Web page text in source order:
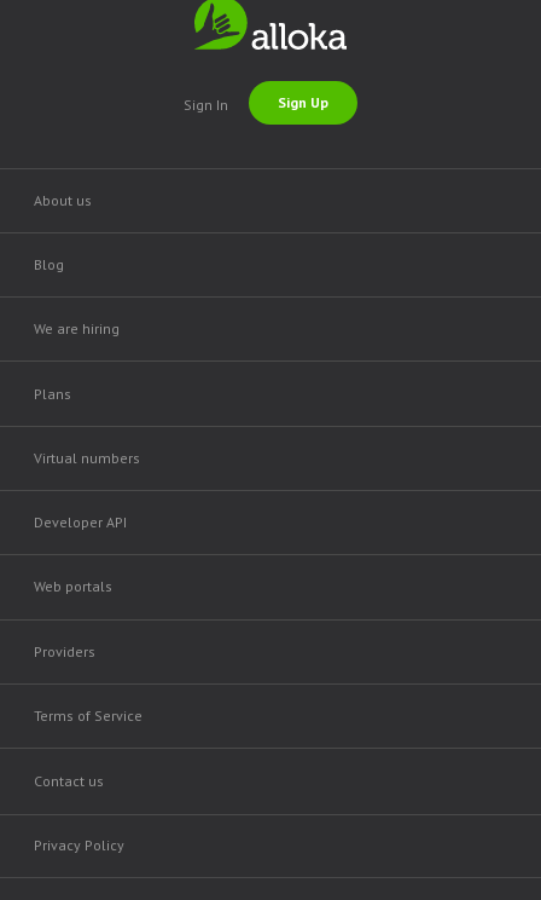
Sign In Sign Up
About us
Blog
We are hiring
Plans
Virtual numbers
Developer API
Web portals
Providers
Terms of Service
Contact us
Privacy Policy